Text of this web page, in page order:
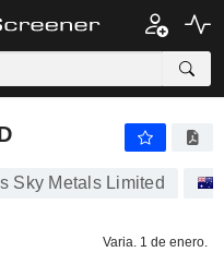
Sky Metals Limited
Varia. 1 de enero.